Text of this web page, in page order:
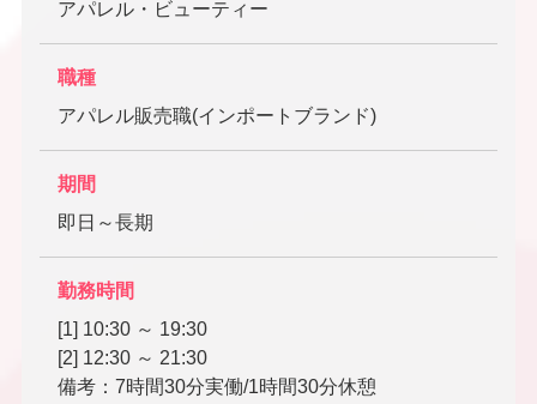
アパレル・ビューティー
職種
アパレル販売職(インポートブランド)
期間
即日～長期
勤務時間
[1] 10:30 ～ 19:30
[2] 12:30 ～ 21:30
備考：7時間30分実働/1時間30分休憩